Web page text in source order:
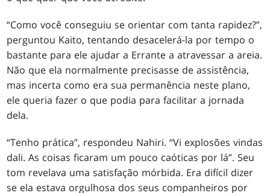
“Como você conseguiu se orientar com tanta rapidez?”,
perguntou Kaito, tentando desacelerá-la por tempo o
bastante para ele ajudar a Errante a atravessar a areia.
Não que ela normalmente precisasse de assistência,
mas incerta como era sua permanência neste plano,
ele queria fazer o que podia para facilitar a jornada
dela.
“Tenho prática”, respondeu Nahiri. “Vi explosões vindas
dali. As coisas ficaram um pouco caóticas por lá”. Seu
tom revelava uma satisfação mórbida. Era difícil dizer
se ela estava orgulhosa dos seus companheiros por